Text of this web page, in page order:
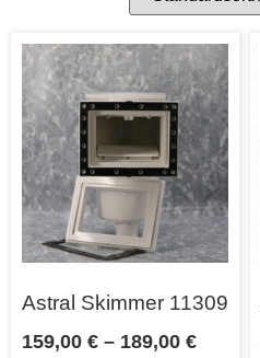
Astral Skimmer 11309
159,00 € – 189,00 €